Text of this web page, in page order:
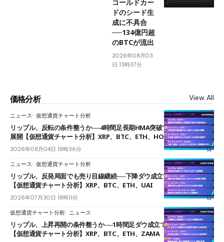
コールドカー
ドのシード生
成に不具合
──134億円超
のBTCが流出
2026年08月03
日 13時37分
価格分析 View All
ニュース 仮想通貨チャート分析
リップル、反転の条件整うか──4時間足長期HMA突破で雲下端を目指す
展開【仮想通貨チャート分析】XRP、BTC、ETH、HOME
2026年08月04日 18時36分
ニュース 仮想通貨チャート分析
リップル、反発局面でも売り目線継続──下降ダウ成立で下値追う展開
【仮想通貨チャート分析】XRP、BTC、ETH、UAI
2026年07月30日 18時11分
仮想通貨チャート分析 ニュース
リップル、上昇再開の条件整うか──1時間足ダウ成立で1.185ドルを狙う
【仮想通貨チャート分析】XRP、BTC、ETH、ZAMA